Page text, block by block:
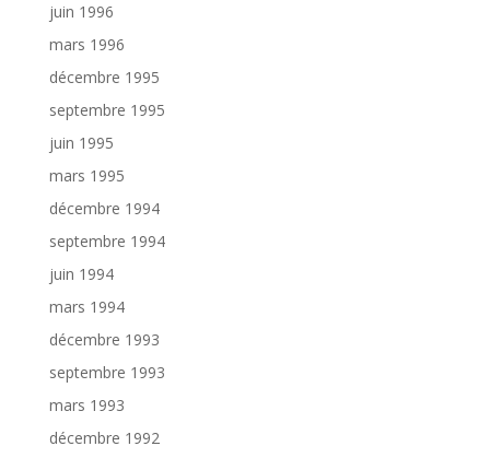
juin 1996
mars 1996
décembre 1995
septembre 1995
juin 1995
mars 1995
décembre 1994
septembre 1994
juin 1994
mars 1994
décembre 1993
septembre 1993
mars 1993
décembre 1992